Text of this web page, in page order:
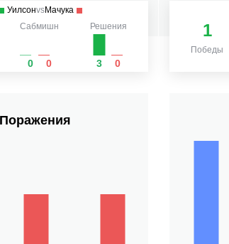
УилсонvsМачука
Сабмишн
0 0
Решения
3 0
1
Победы
Поражения